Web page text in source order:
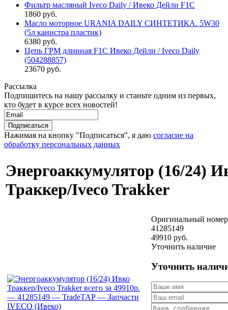
Фильтр масляный Iveco Daily / Ивеко Дейли F1C
1860 руб.
Масло моторное URANIA DAILY СИНТЕТИКА. 5W30
(5л канистра пластик)
6380 руб.
Цепь ГРМ длинная F1C Ивеко Дейли / Iveco Daily
(504288857)
23670 руб.
Рассылка
Подпишитесь на нашу рассылку и станьте одним из первых,
кто будет в курсе всех новостей!
Нажимая на кнопку "Подписаться", я даю согласие на
обработку персональных данных
Энергоаккумулятор (16/24)
Траккер/Iveco Trakker
Оригинальный
41285149
49910 руб.
Уточнить наличие
Уточнить